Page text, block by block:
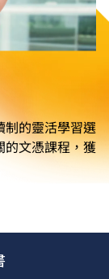
制的靈活學習選
的文憑課程，獲